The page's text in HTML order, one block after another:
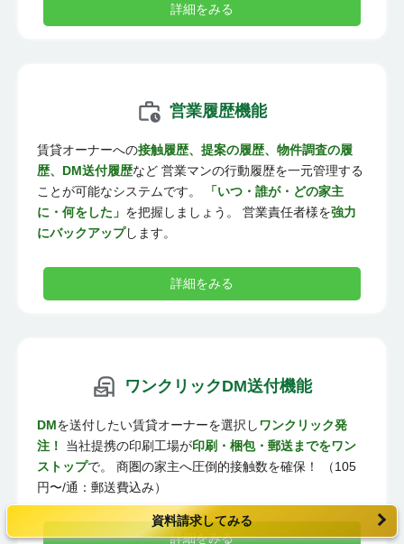
詳細をみる
営業履歴機能
賃貸オーナーへの接触履歴、提案の履歴、物件調査の履
歴、DM送付履歴など 営業マンの行動履歴を一元管理する
ことが可能なシステムです。
「いつ・誰が・どの家主
に・何をした」 を把握しましょう。 営業責任者様を強力
にバックアップします。
詳細をみる
ワンクリックDM送付機能
DMを送付したい賃貸オーナーを選択しワンクリック発
注！
当社提携の印刷工場が印刷・梱包・郵送までをワン
ストップで。 商圏の家主へ圧倒的接触数を確保！ （105
円〜/通：郵送費込み）
詳細をみる
資料請求してみる